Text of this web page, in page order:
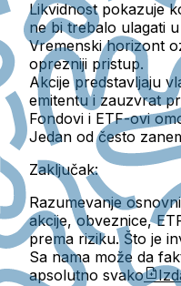
Likvidnostpokazuje
ne bi trebalo ulagati
Vremenski horizont
oprezniji pristup.
Akcijepredstavljaju
emitentu i zauzvrat
Fondovi i ETF-ovi
Jedan od često
Zaključak:
Razumevanje
akcije, obveznice,
prema riziku. Što je
Sa nama može da
apsolutno svako